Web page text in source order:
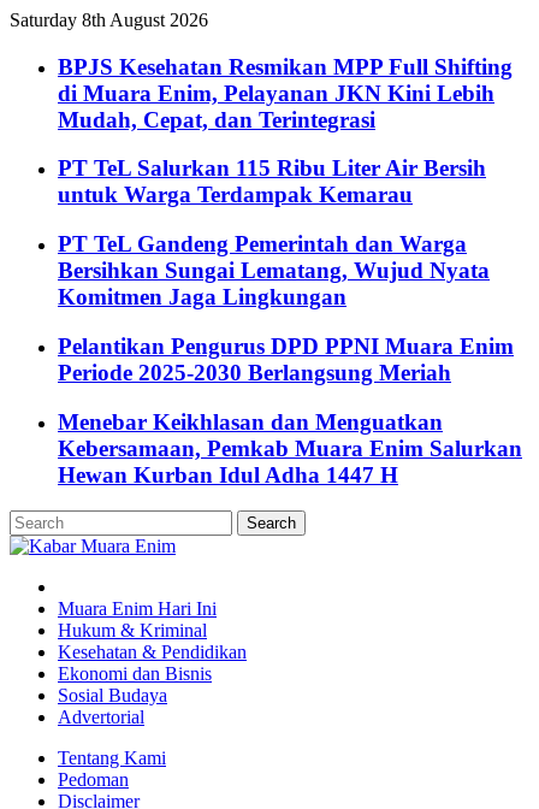
Saturday 8th August 2026
BPJS Kesehatan Resmikan MPP Full Shifting
di Muara Enim, Pelayanan JKN Kini Lebih
Mudah, Cepat, dan Terintegrasi
PT TeL Salurkan 115 Ribu Liter Air Bersih
untuk Warga Terdampak Kemarau
PT TeL Gandeng Pemerintah dan Warga
Bersihkan Sungai Lematang, Wujud Nyata
Komitmen Jaga Lingkungan
Pelantikan Pengurus DPD PPNI Muara Enim
Periode 2025-2030 Berlangsung Meriah
Menebar Keikhlasan dan Menguatkan
Kebersamaan, Pemkab Muara Enim Salurkan
Hewan Kurban Idul Adha 1447 H
Muara Enim Hari Ini
Hukum & Kriminal
Kesehatan & Pendidikan
Ekonomi dan Bisnis
Sosial Budaya
Advertorial
Tentang Kami
Pedoman
Disclaimer